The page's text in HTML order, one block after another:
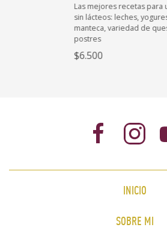
Las mejores recetas para
sin lácteos: leches,
manteca, variedad de
postres
$6.500
INICIO
SOBRE MI